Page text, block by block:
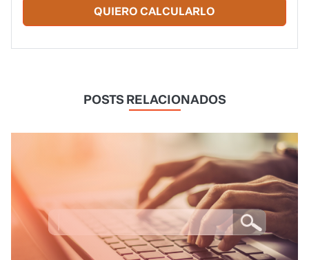
QUIERO CALCULARLO
POSTS RELACIONADOS